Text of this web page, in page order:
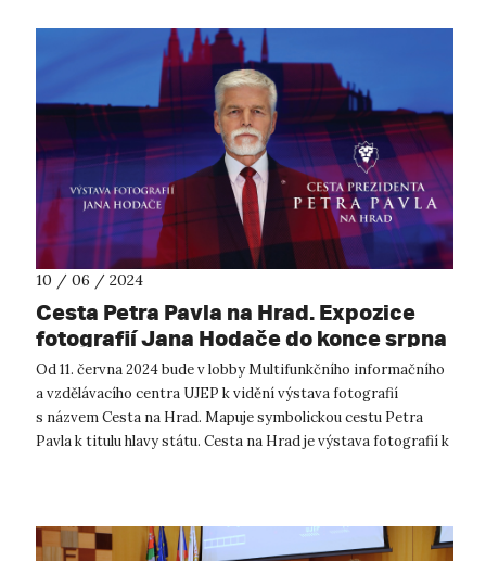
10 / 06 / 2024
Cesta Petra Pavla na Hrad. Expozice
fotografií Jana Hodače do konce srpna
na UJEP
Od 11. června 2024 bude v lobby Multifunkčního informačního
a vzdělávacího centra UJEP k vidění výstava fotografií
s názvem Cesta na Hrad. Mapuje symbolickou cestu Petra
Pavla k titulu hlavy státu. Cesta na Hrad je výstava fotografií k